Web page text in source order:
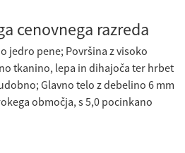
cenovnega razreda
jedro pene; Površina z visoko
tkanino, lepa in dihajoča ter hrbet
Glavno telo z debelino 6 mm
območja, s 5,0 pocinkano